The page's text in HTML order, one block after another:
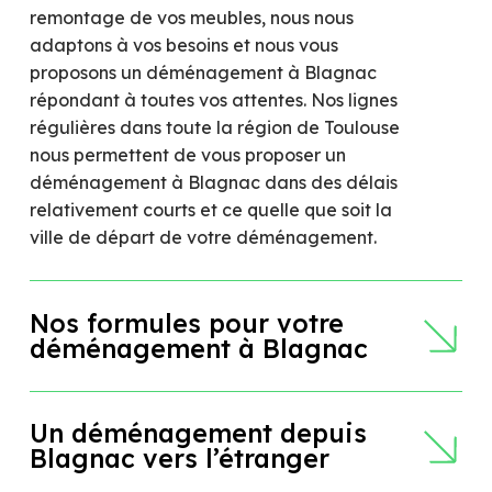
remontage de vos meubles, nous nous
adaptons à vos besoins et nous vous
proposons un déménagement à Blagnac
répondant à toutes vos attentes. Nos lignes
régulières dans toute la région de Toulouse
nous permettent de vous proposer un
déménagement à Blagnac dans des délais
relativement courts et ce quelle que soit la
ville de départ de votre déménagement.
Nos formules pour votre
déménagement à Blagnac
Blagnac répondant à tous vos besoins, chez
Peres Services, nous vous proposons plusieurs
Un déménagement depuis
Blagnac vers l’étranger